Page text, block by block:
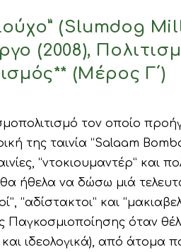
(Slumdog
(2008),
(Μέρος Γ΄)
τον οποίο
της ταινία “Salaam
“ντοκιουμαντέρ” και
θα ήθελα να δώσω μιά
“αδίστακτοι” και
Παγκοσμιοποίησης όταν
ιδεολογικά), από άτομα